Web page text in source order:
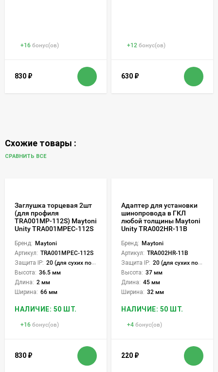
+16 бонус(ов)
830 ₽
+12 бонус(ов)
630 ₽
Схожие товары :
СРАВНИТЬ ВСЕ
Заглушка торцевая 2шт
(для профиля
TRA001MP-112S) Maytoni
Unity TRA001MPEC-112S
Бренд: Maytoni
Артикул: TRA001MPEC-112S
Защита IP: 20 (для сухих пом.)
Высота: 36.5 мм
Длина: 2 мм
Ширина: 66 мм
НАЛИЧИЕ: 50 ШТ.
+16 бонус(ов)
830 ₽
Адаптер для установки
шинопровода в ГКЛ
любой толщины Maytoni
Unity TRA002HR-11B
Бренд: Maytoni
Артикул: TRA002HR-11B
Защита IP: 20 (для сухих пом.)
Высота: 37 мм
Длина: 45 мм
Ширина: 32 мм
НАЛИЧИЕ: 50 ШТ.
+4 бонус(ов)
220 ₽